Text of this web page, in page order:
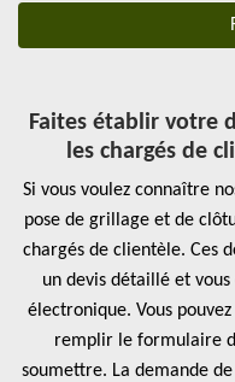
Faites établir votre
les chargés de
Si vous voulez connaître
pose de grillage et de
chargés de clientèle. Ces
un devis détaillé et
électronique. Vous
remplir le formulaire
soumettre. La demande